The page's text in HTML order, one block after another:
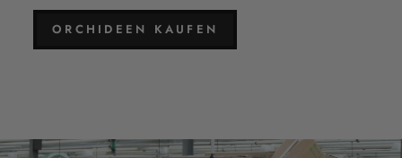
ORCHIDEEN KAUFEN